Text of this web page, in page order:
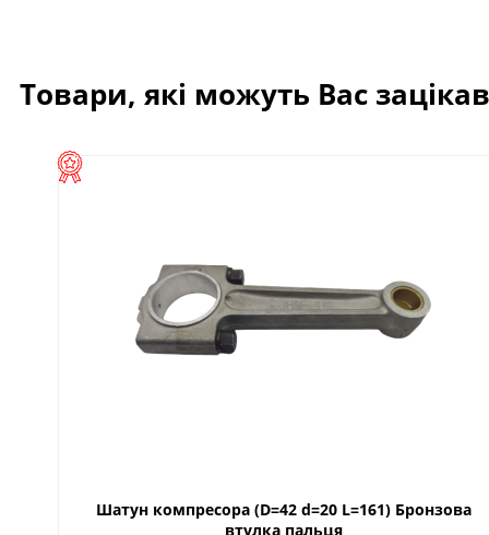
Товари, які можуть Вас
Шатун компресора (D=42 d=20 L=161) Бронзова
втулка пальця